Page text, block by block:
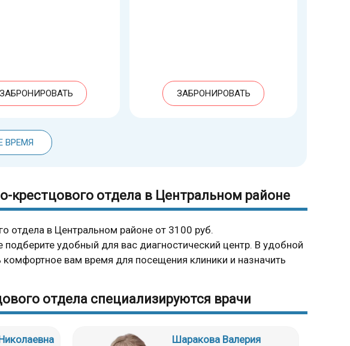
ЗАБРОНИРОВАТЬ ЗАБРОНИРОВАТЬ
ВРЕМЯ
крестцового отдела в Центральном районе
отдела в Центральном районе от 3100 руб.
удобный для вас диагностический центр. В удобной
вам время для посещения клиники и назначить
отдела специализируются врачи
Шаракова Валерия